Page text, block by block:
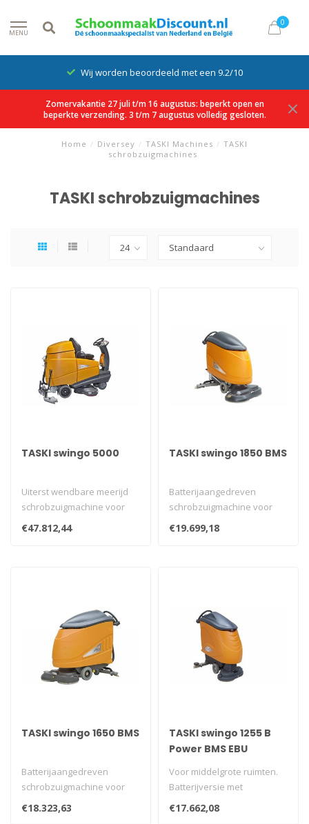
MENU
0
Wij worden beoordeeld met een 9.2/10
Zomervakantie 27 juli t/m 16 augustus: beperkt open en
beperkte verzending. 3 t/m 7 augustus volledig gesloten.
Home / Diversey / TASKI Machines / TASKI
schrobzuigmachines
TASKI schrobzuigmachines
TASKI swingo 5000
Uiterst wendbare meerijd
schrobzuigmachine voor
intensief gebruik op grote
€47.812,44
TASKI swingo 1850 BMS
Batterijaangedreven
schrobzuigmachine voor
grote oppervlakken. Met
€19.699,18
TASKI swingo 1650 BMS
Batterijaangedreven
schrobzuigmachine voor
grote oppervlakken. Met
ingebouwde ge..
€18.323,63
TASKI swingo 1255 B
Power BMS EBU
Voor middelgrote ruimten.
Batterijversie met
ingebouwde gelijkrichter,
wielaandr..
€17.662,08